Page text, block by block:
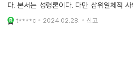
다. 본서는 성령론이다. 다만 삼위일체적
명하고 있다. 그런 점에서 색다르다고 볼 수
t****c 2024.02.28. 신고